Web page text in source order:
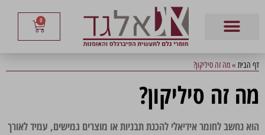
0
דף הבית »מה זה סיליקון?
מה זה סיליקון?
הוא נחשב לחומר אידיאלי להכנת תבניות או מוצרים גמישים, עמיד לאורך